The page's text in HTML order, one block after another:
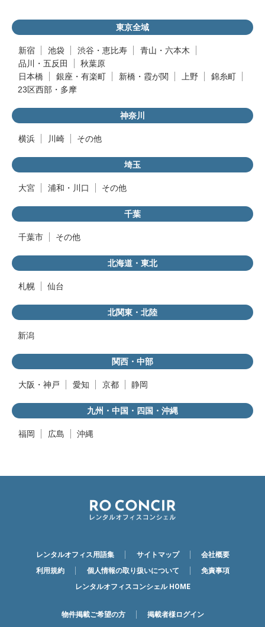
東京全域
新宿 池袋 渋谷・恵比寿
青山・六本木
品川・五反田
秋葉原
日本橋
銀座・有楽町 新橋・霞が関 上野
錦糸町
23区西部・多摩
神奈川
横浜 川崎 その他
埼玉
大宮 浦和・川口 その他
千葉
千葉市 その他
北海道・東北
札幌 仙台
北関東・北陸
新潟
関西・中部
大阪・神戸 愛知 京都 静岡
九州・中国・四国・沖縄
福岡 広島 沖縄
レンタルオフィス用語集 サイトマップ
会社概要
利用規約
個人情報の取り扱いについて
免責事項
レンタルオフィスコンシェル HOME
物件掲載ご希望の方 掲載者様ログイン